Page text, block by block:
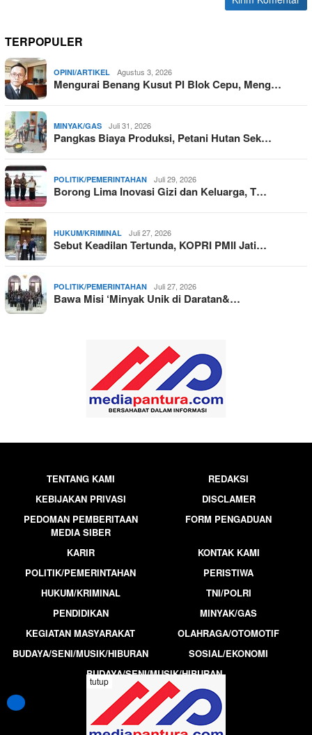
TERPOPULER
OPINI/ARTIKEL Agustus 3, 2026
Mengurai Benang Kusut PI Blok Cepu, Meng…
MINYAK/GAS Juli 31, 2026
Pangkas Biaya Produksi, Petani Hutan Sek…
POLITIK/PEMERINTAHAN Juli 29, 2026
Borong Lima Inovasi Gizi dan Keluarga, T…
HUKUM/KRIMINAL Juli 27, 2026
Sebut Keadilan Tertunda, KOPRI PMII Jati…
POLITIK/PEMERINTAHAN Juli 27, 2026
Bawa Misi ‘Minyak Unik di Daratan&…
TENTANG KAMI
REDAKSI
KEBIJAKAN PRIVASI
DISCLAMER
PEDOMAN PEMBERITAAN
MEDIA SIBER
FORM PENGADUAN
KARIR
KONTAK KAMI
POLITIK/PEMERINTAHAN
PERISTIWA
HUKUM/KRIMINAL
TNI/POLRI
PENDIDIKAN
MINYAK/GAS
KEGIATAN MASYARAKAT
OLAHRAGA/OTOMOTIF
BUDAYA/SENI/MUSIK/HIBURAN
SOSIAL/EKONOMI
BUDAYA/SENI/MUSIK/HIBURAN
MEDIAPANTURA.COM
tutup